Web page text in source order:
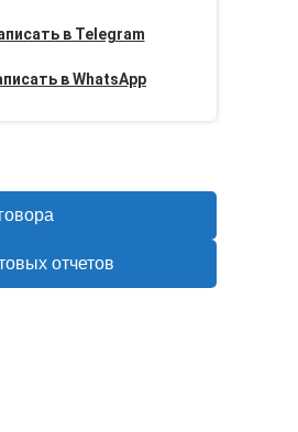
в Telegram
в WhatsApp
отчетов